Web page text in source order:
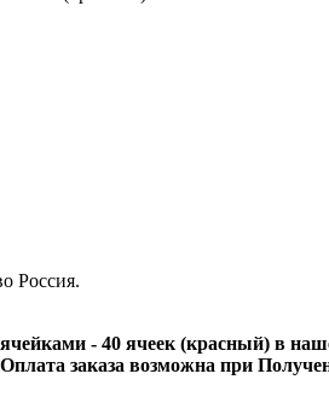
Россия.
- 40 ячеек (красный) в
Оплата заказа возможна при